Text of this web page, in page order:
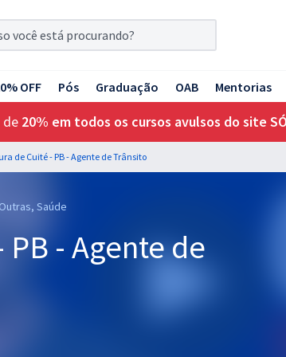
OFF Pós Graduação OAB Mentorias
de 20% em todos os cursos avulsos do site
de Cuité - PB - Agente de Trânsito
Saúde
- Agente de